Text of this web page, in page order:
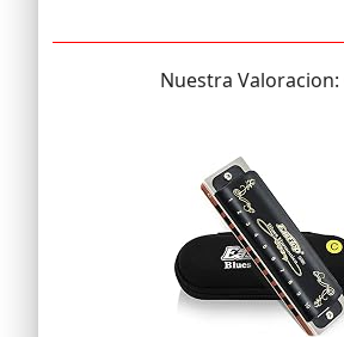
Nuestra Valoracion: